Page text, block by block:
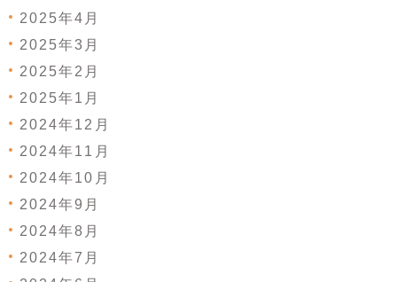
2025年4月
2025年3月
2025年2月
2025年1月
2024年12月
2024年11月
2024年10月
2024年9月
2024年8月
2024年7月